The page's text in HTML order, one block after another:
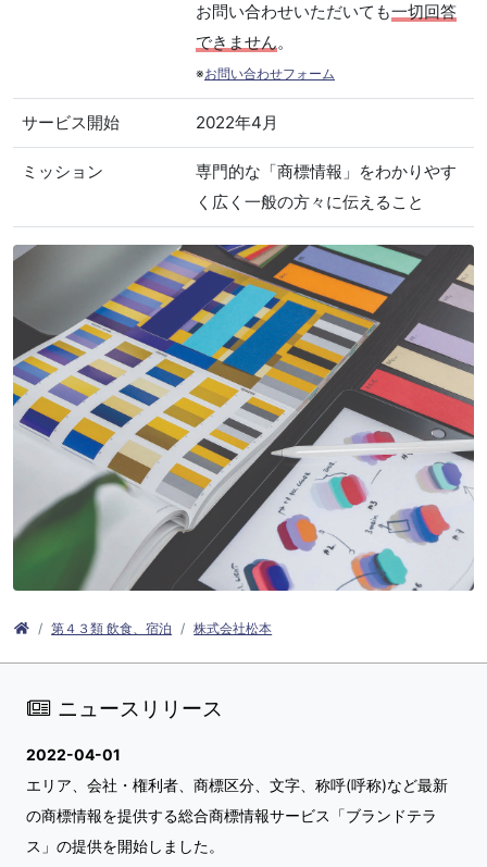
お問い合わせいただいても一切回答
できません。
※お問い合わせフォーム
サービス開始 2022年4月
ミッション
専門的な「商標情報」をわかりやす
く広く一般の方々に伝えること
第４３類 飲食、宿泊 株式会社松本
ニュースリリース
2022-04-01
エリア、会社・権利者、商標区分、文字、称呼(呼称)など最新
の商標情報を提供する総合商標情報サービス「ブランドテラ
ス」の提供を開始しました。